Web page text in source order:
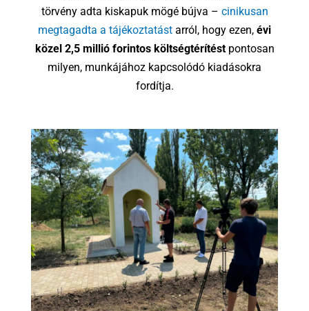
törvény adta kiskapuk mögé bújva – cinikusan
megtagadta a tájékoztatást arról, hogy ezen, évi
közel 2,5 millió forintos költségtérítéstpontosan
milyen, munkájához kapcsolódó kiadásokra
fordítja.